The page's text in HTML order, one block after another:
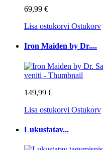
69,99 €
Lisa ostukorvi Ostukorv
Iron Maiden by Dr....
149,99 €
Lisa ostukorvi Ostukorv
Lukustatav...